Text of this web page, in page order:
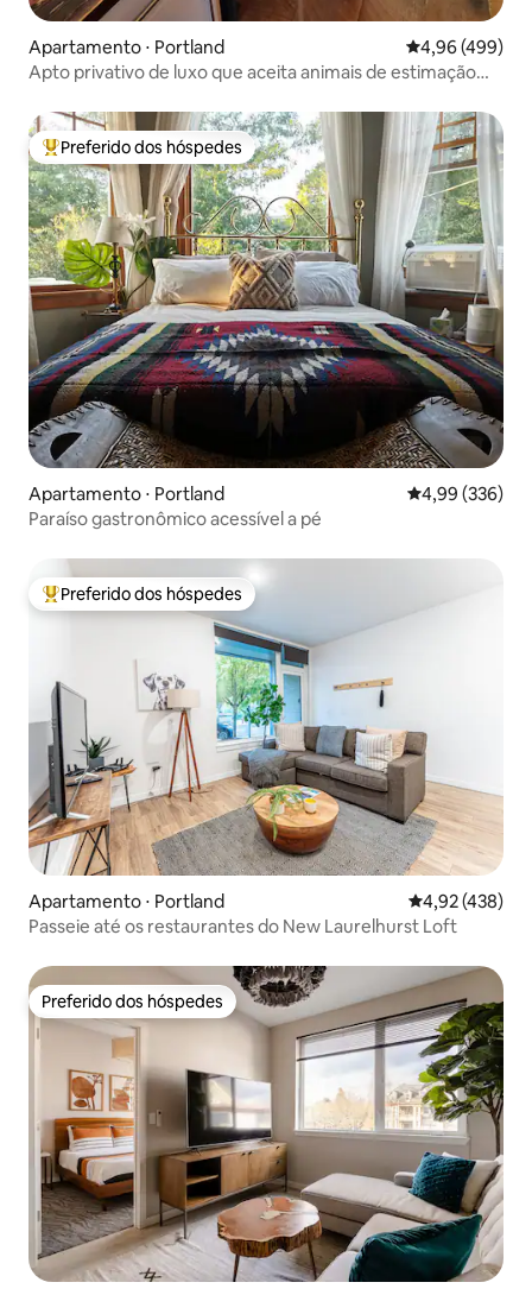
Apartamento ⋅ Portland 4,96 de uma
4,96 (499)
Apto privativo de luxo que aceita animais de estimação
Entre os melhores preferidos dos hóspedes
Preferido dos hóspedes
Apartamento ⋅ Portland 4,99 de uma
4,99 (336)
Paraíso gastronômico acessível a pé
Entre os melhores preferidos dos hóspedes
Preferido dos hóspedes
Apartamento ⋅ Portland 4,92 de uma
4,92 (438)
Passeie até os restaurantes do New Laurelhurst Loft
Preferido dos hóspedes
Preferido dos hóspedes